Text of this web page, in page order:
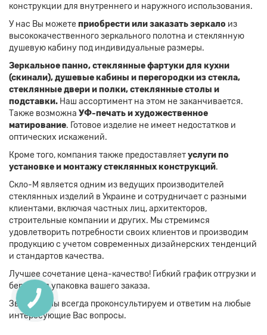
конструкции для внутреннего и наружного использования.
У нас Вы можетеприобрести или заказать зеркало из
высококачественного зеркального полотна и стеклянную
душевую кабину под индивидуальные размеры.
Зеркальное панно, стеклянные фартуки для кухни
(скинали), душевые кабины и перегородки из стекла,
стеклянные двери и полки, стеклянные столы и
подставки. Наш ассортимент на этом не заканчивается.
Также возможна УФ-печать и художественное
матирование. Готовое изделие не имеет недостатков и
оптических искажений.
Кроме того, компания также предоставляетуслуги по
установке и монтажу стеклянных конструкций.
Скло-М является одним из ведущих производителей
стеклянных изделий в Украине и сотрудничает с разными
клиентами, включая частных лиц, архитекторов,
строительные компании и других. Мы стремимся
удовлетворить потребности своих клиентов и производим
продукцию с учетом современных дизайнерских тенденций
и стандартов качества.
Лучшее сочетание цена-качество! Гибкий график отгрузки и
бережная упаковка вашего заказа.
Звоните! Мы всегда проконсультируем и ответим на любые
интересующие Вас вопросы.